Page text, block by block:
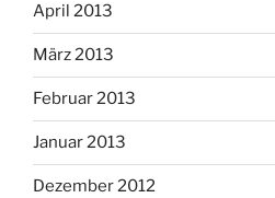
April 2013
März 2013
Februar 2013
Januar 2013
Dezember 2012